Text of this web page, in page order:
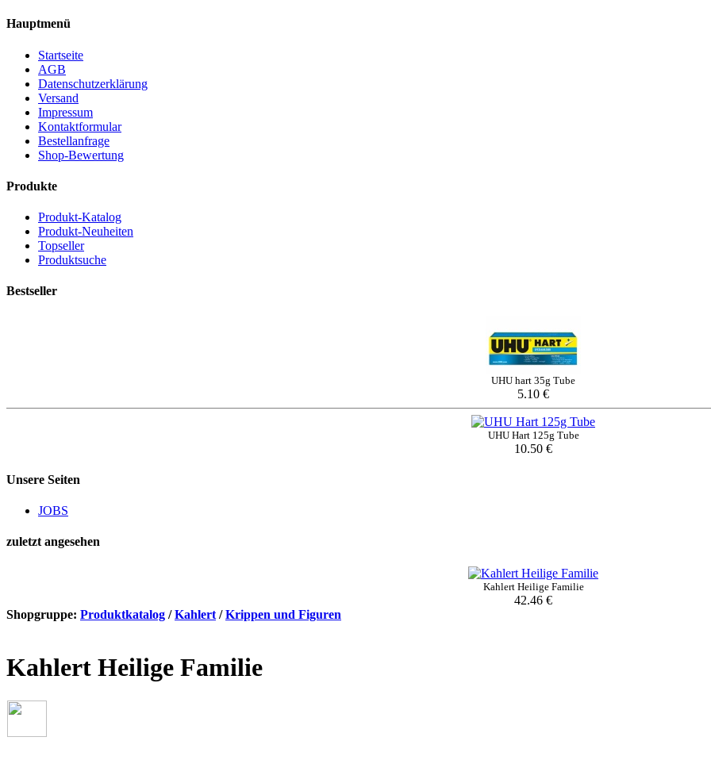
Hauptmenü
Startseite
AGB
Datenschutzerklärung
Versand
Impressum
Kontaktformular
Bestellanfrage
Shop-Bewertung
Produkte
Produkt-Katalog
Produkt-Neuheiten
Topseller
Produktsuche
Bestseller
UHU hart 35g Tube
5.10 €
UHU Hart 125g Tube
10.50 €
Unsere Seiten
JOBS
zuletzt angesehen
Kahlert Heilige Familie
42.46 €
Shopgruppe: Produktkatalog /Kahlert /Krippen und Figuren
Kahlert Heilige Familie